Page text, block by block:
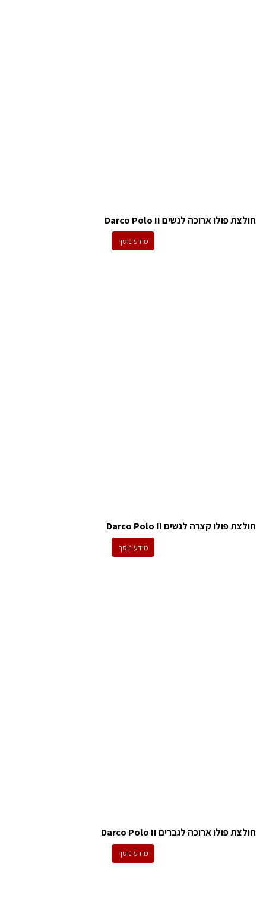
חולצת פולו ארוכה לנשים Darco Polo II
מידע נוסף
חולצת פולו קצרה לנשים Darco Polo II
מידע נוסף
חולצת פולו ארוכה לגברים Darco Polo II
מידע נוסף